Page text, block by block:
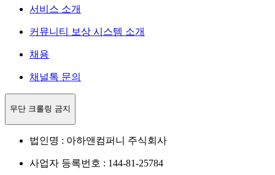
서비스 소개
커뮤니티 보상 시스템 소개
채용
채널톡 문의
무단 크롤링 금지
법인명 : 아하앤컴퍼니 주식회사
사업자 등록번호 : 144-81-25784